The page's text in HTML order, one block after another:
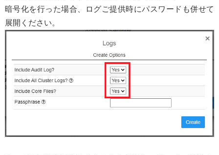
暗号化を行った場合、ログご提供時にパスワードも併せて
展開ください。